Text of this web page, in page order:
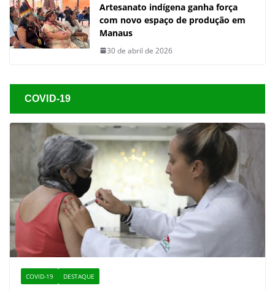
Artesanato indígena ganha força
com novo espaço de produção em
Manaus
30 de abril de 2026
COVID-19
COVID-19 DESTAQUE